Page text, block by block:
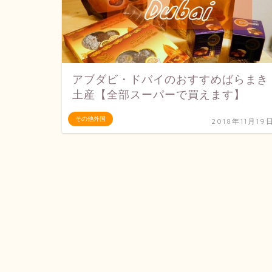
その他外国
アブダビ・ドバイのおすすめばらまき
土産【全部スーパーで買えます】
2018年11月19